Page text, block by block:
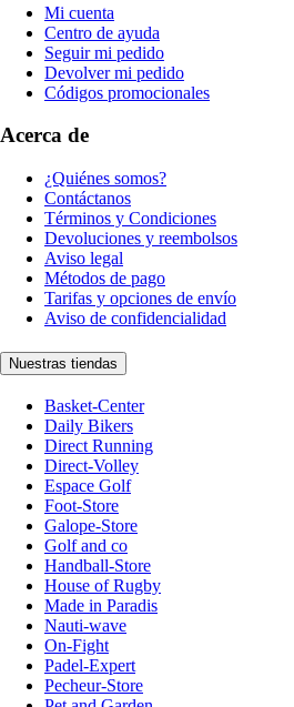
Mi cuenta
Centro de ayuda
Seguir mi pedido
Devolver mi pedido
Códigos promocionales
Acerca de
¿Quiénes somos?
Contáctanos
Términos y Condiciones
Devoluciones y reembolsos
Aviso legal
Métodos de pago
Tarifas y opciones de envío
Aviso de confidencialidad
Nuestras tiendas
Basket-Center
Daily Bikers
Direct Running
Direct-Volley
Espace Golf
Foot-Store
Galope-Store
Golf and co
Handball-Store
House of Rugby
Made in Paradis
Nauti-wave
On-Fight
Padel-Expert
Pecheur-Store